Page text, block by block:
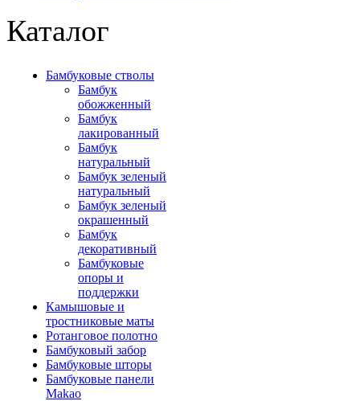
Каталог
Бамбуковые стволы
Бамбук
обожженный
Бамбук
лакированный
Бамбук
натуральный
Бамбук зеленый
натуральный
Бамбук зеленый
окрашенный
Бамбук
декоративный
Бамбуковые
опоры и
поддержки
Камышовые и
тростниковые маты
Ротанговое полотно
Бамбуковый забор
Бамбуковые шторы
Бамбуковые панели
Makao